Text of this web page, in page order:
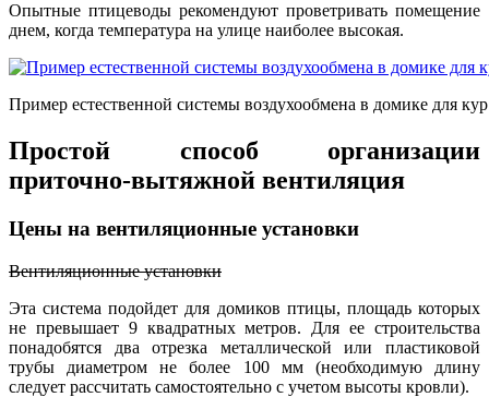
Опытные птицеводы рекомендуют проветривать помещение
днем, когда температура на улице наиболее высокая.
Пример естественной системы воздухообмена в домике для кур
Простой способ организации
приточно-вытяжной вентиляция
Цены на вентиляционные установки
Вентиляционные установки
Эта система подойдет для домиков птицы, площадь которых
не превышает 9 квадратных метров. Для ее строительства
понадобятся два отрезка металлической или пластиковой
трубы диаметром не более 100 мм (необходимую длину
следует рассчитать самостоятельно с учетом высоты кровли).